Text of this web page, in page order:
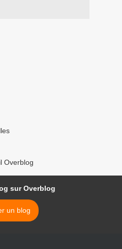
Overblog
sur Overblog
un blog